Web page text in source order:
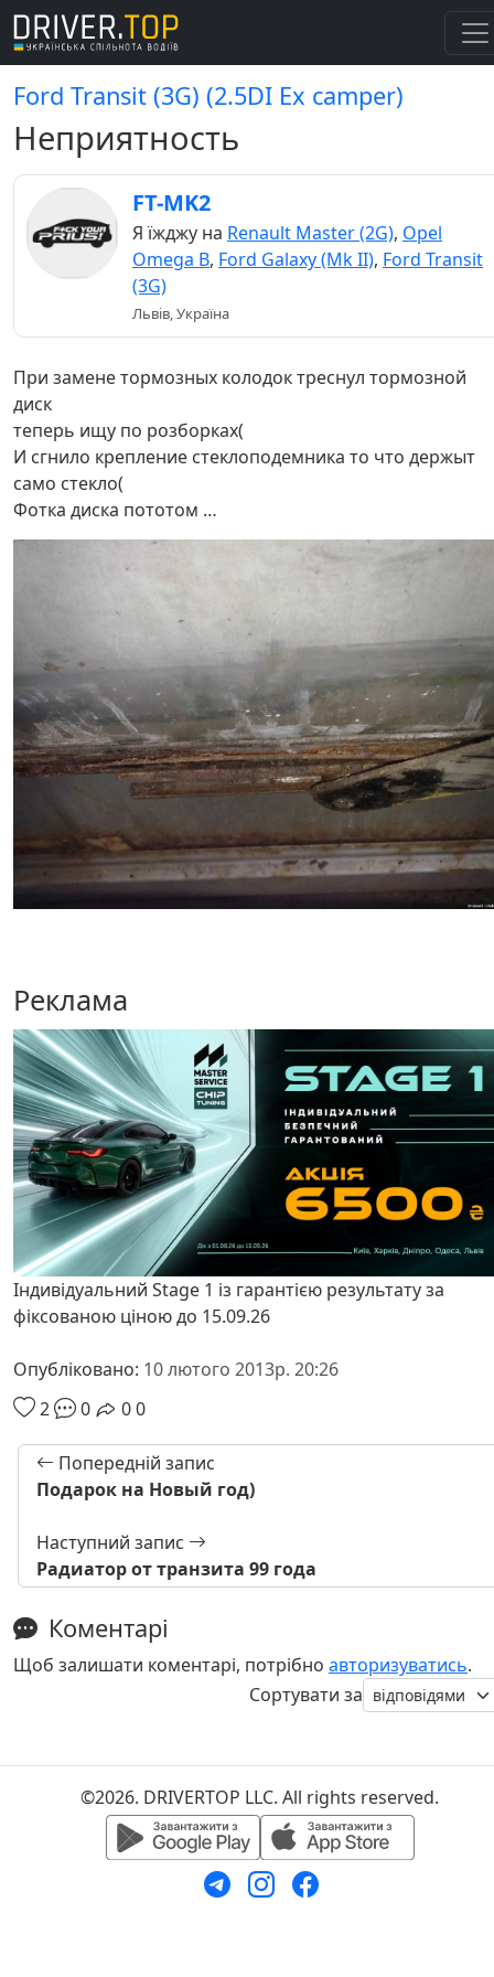
Ford Transit (3G) (2.5DI Ex camper)
Неприятность
FT-MK2
Я їжджу на Renault Master (2G), Opel
Omega B, Ford Galaxy (Mk II), Ford Transit
(3G)
Львів, Україна
При замене тормозных колодок треснул тормозной
диск
теперь ищу по розборках(
И сгнило крепление стеклоподемника то что держыт
само стекло(
Фотка диска пототом …
Реклама
Індивідуальний Stage 1 із гарантією результату за
фіксованою ціною до 15.09.26
Опубліковано: 10 лютого 2013р. 20:26
2
0 00
Попередній запис
Подарок на Новый год)
Наступний запис
Радиатор от транзита 99 года
Коментарі
Щоб залишати коментарі, потрібно авторизуватись.
Сортувати за
©2026. DRIVERTOP LLC. All rights reserved.